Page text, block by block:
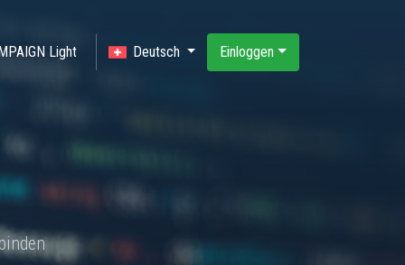
Light Deutsch Einloggen